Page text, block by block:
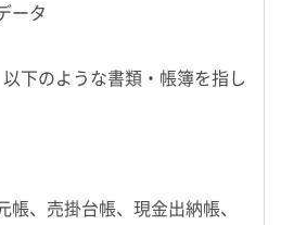
ータ
下のような書類・帳簿を指し
帳、売掛台帳、現金出納帳、